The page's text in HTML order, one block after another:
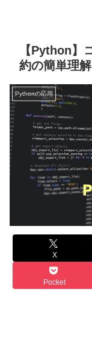
【Python】
約の簡単理
Pythonの応用
X
Pocket